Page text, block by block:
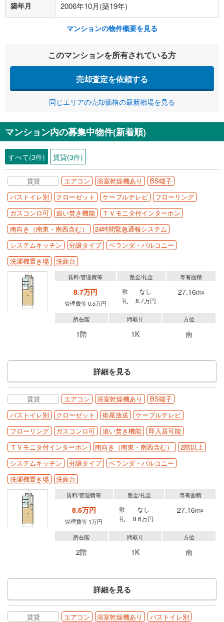
築年月 2006年10月(築19年)
マンションの物件概要を見る
このマンションを所有されている方
売却査定を依頼する
同じエリアの売却価格の最新相場を見る
マンション内の募集中物件(新着順)
すべて(3件) 賃貸(3件)
賃貸 エアコン 浴室乾燥機あり
BS端子
バストイレ別
クローゼット ケーブルテレビ
フローリング
ガスコンロ可
追い焚き機能
ＴＶモニタ付インターホン
南向き（南東・南西含む）
24時間緊急通報システム
システムキッチン
分譲タイプ
ベランダ・バルコニー
洗濯機置き場
洗面台
賃料/管理費等
8.7万円
管理費等 0.5万円
敷金/礼金
敷
なし
礼
8.7万円
専有面積
27.16m2
所在階
1階
間取り
1K
方位
南
詳細を見る
賃貸 エアコン 浴室乾燥機あり
BS端子
バストイレ別
クローゼット 衛星放送
ケーブルテレビ
フローリング
ガスコンロ可 追い焚き機能
即入居可能
ＴＶモニタ付インターホン
南向き（南東・南西含む）
2階以上
システムキッチン
分譲タイプ
ベランダ・バルコニー
洗濯機置き場
洗面台
賃料/管理費等
8.6万円
管理費等 1万円
敷金/礼金
敷
なし
礼
8.6万円
専有面積
27.16m2
所在階
2階
間取り
1K
方位
南
詳細を見る
賃貸 エアコン 浴室乾燥機あり
バストイレ別